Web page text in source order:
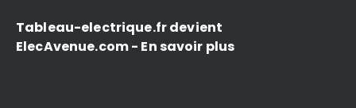
Tableau-electrique.fr devient
ElecAvenue.com - En savoir plus